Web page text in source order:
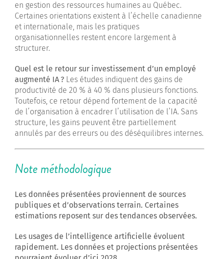
en gestion des ressources humaines au Québec.
Certaines orientations existent à l’échelle canadienne
et internationale, mais les pratiques
organisationnelles restent encore largement à
structurer.
Quel est le retour sur investissement d’un employé
augmenté IA ? Les études indiquent des gains de
productivité de 20 % à 40 % dans plusieurs fonctions.
Toutefois, ce retour dépend fortement de la capacité
de l’organisation à encadrer l’utilisation de l’IA. Sans
structure, les gains peuvent être partiellement
annulés par des erreurs ou des déséquilibres internes.
Note méthodologique
Les données présentées proviennent de sources
publiques et d’observations terrain. Certaines
estimations reposent sur des tendances observées.
Les usages de l’intelligence artificielle évoluent
rapidement. Les données et projections présentées